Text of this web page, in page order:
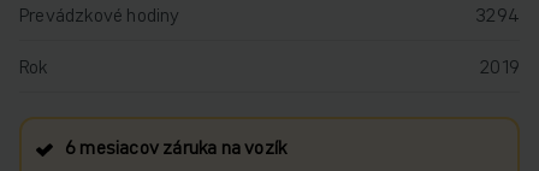
Prevádzkové hodiny
3294
Rok
2019
6 mesiacov záruka na vozík